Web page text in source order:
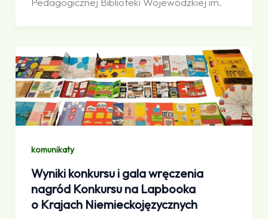
komunikaty
Wyniki konkursu i gala wręczenia
nagród Konkursu na Lapbooka
o Krajach Niemieckojęzycznych